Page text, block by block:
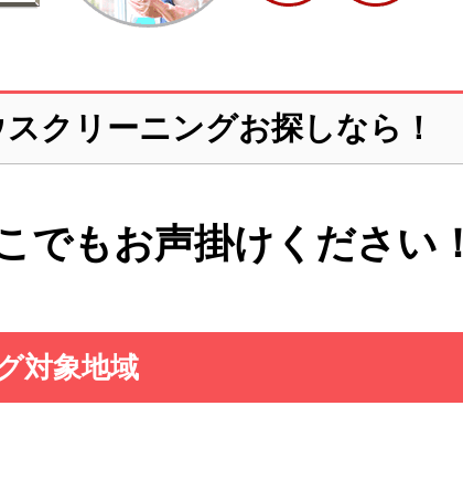
クリーニングお探しなら！
でもお声掛けください！
対象地域